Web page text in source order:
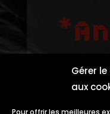
Gérer
aux
Pour offrir les meilleures